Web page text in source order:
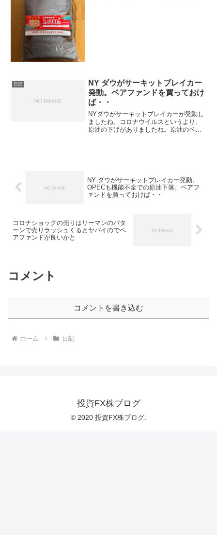
日記
NY ダウがサーキットブレイカー
発動。ベアファンドを買っておけ
ば・・
NYダウがサーキットブレイカーが発動し
ましたね。コロナウイルスというより、
原油の下げがありましたね。原油のベア
NY ダウがサーキットブレイカー発動。
OPECも機能不全での原油下落。ベアフ
ァンドを買っておけば・・
コロナショックの売りはリーマンのパタ
ーンで売りラッシュくるとヤバイのでベ
アファンドが良いかと
コメント
コメントを書き込む
ホーム 日記
投資FX株ブログ
© 2020 投資FX株ブログ.